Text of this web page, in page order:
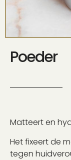
Poeder
Matteert en
Het fixeert de
tegen